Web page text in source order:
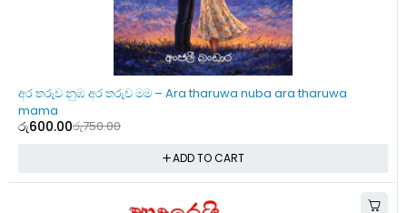
-20%
අර තරුව නුඹ අර තරුව මම – Ara tharuwa nuba ara tharuwa
mama
රු750.00
රු600.00
ADD TO CART